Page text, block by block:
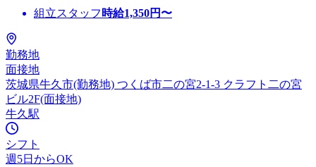
組立スタッフ 時給1,350円〜
勤務地
面接地
茨城県牛久市(勤務地) つくば市二の宮2-1-3 クラフト二の宮
ビル2F(面接地)
牛久駅
シフト
週5日からOK